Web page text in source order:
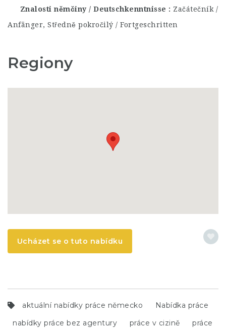
Znalosti němčiny / Deutschkenntnisse
Začátečník /
Anfänger, Středně pokročilý / Fortgeschritten
Regiony
Ucházet se o tuto nabídku
aktuální nabídky práce německo
Nabídka práce
nabídky práce bez agentury
práce v cizině práce